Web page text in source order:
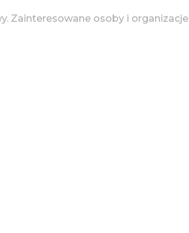
Zainteresowane osoby i organizacje